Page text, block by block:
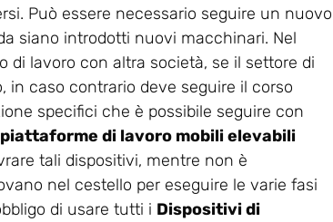
Può essere necessario seguire un nuovo
siano introdotti nuovi macchinari. Nel
lavoro con altra società, se il settore di
in caso contrario deve seguire il corso
specifici che è possibile seguire con
di lavoro mobili elevabili
tali dispositivi, mentre non è
nel cestello per eseguire le varie fasi
di usare tutti i Dispositivi di